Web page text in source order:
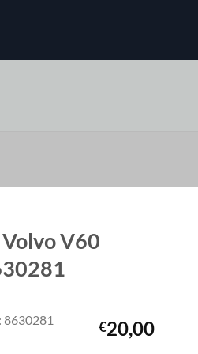
V60
€20,00
8630281